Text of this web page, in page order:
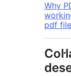
Why
pdf